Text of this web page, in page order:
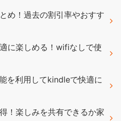
め！過去の割引率やおすす
に楽しめる！wifiなしで使
を利用してkindleで快適に
！楽しみを共有できるか家